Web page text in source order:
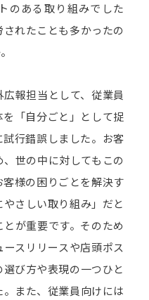
のある取り組みでした
れたことも多かったの
報担当として、従業員
「自分ごと」として捉
行錯誤しました。お客
世の中に対してもこの
様の困りごとを解決す
さしい取り組み」だと
が重要です。そのため
スリリースや店頭ポス
び方や表現の一つひと
また、従業員向けには